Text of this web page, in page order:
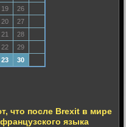
19
26
20
27
21
28
22
29
23 30
что после Brexit в мире
языка